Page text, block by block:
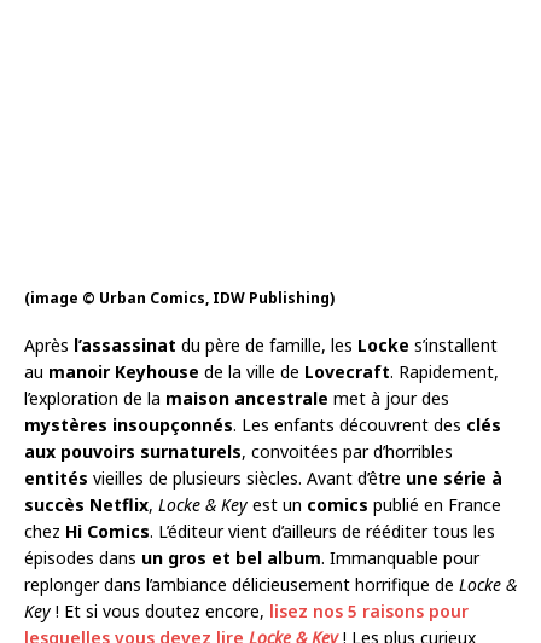
(image © Urban Comics, IDW Publishing)
Après l’assassinat du père de famille, les Locke s’installent
au manoir Keyhouse de la ville de Lovecraft. Rapidement,
l’exploration de la maison ancestrale met à jour des
mystères insoupçonnés. Les enfants découvrent des clés
aux pouvoirs surnaturels, convoitées par d’horribles
entités vieilles de plusieurs siècles. Avant d’être une série à
succès Netflix, Locke & Key est un comics publié en France
chez Hi Comics. L’éditeur vient d’ailleurs de rééditer tous les
épisodes dans un gros et bel album. Immanquable pour
replonger dans l’ambiance délicieusement horrifique de Locke &
Key ! Et si vous doutez encore, lisez nos 5 raisons pour
lesquelles vous devez lire Locke & Key! Les plus curieux